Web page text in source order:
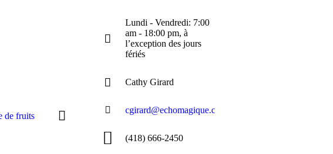
de fruits
Lundi - Vendredi: 7:00
am - 18:00 pm, à
l’exception des jours
fériés
Cathy Girard
cgirard@echomagique.com
(418) 666-2450